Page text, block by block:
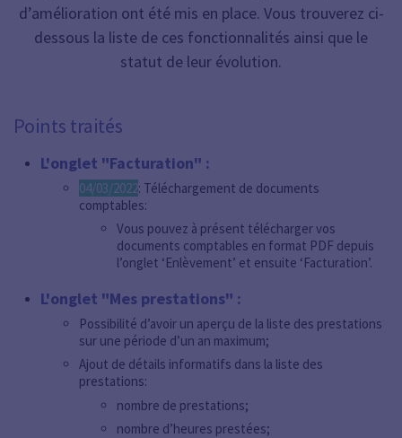
d’amélioration ont été mis en place. Vous trouverez ci-
dessous la liste de ces fonctionnalités ainsi que le
statut de leur évolution.
Points traités
L'onglet "Facturation" :
04/03/2022: Téléchargement de documents
comptables:
Vous pouvez à présent télécharger vos
documents comptables en format PDF depuis
l’onglet ‘Enlèvement’ et ensuite ‘Facturation’.
L'onglet "Mes prestations" :
Possibilité d’avoir un aperçu de la liste des prestations
sur une période d’un an maximum;
Ajout de détails informatifs dans la liste des
prestations:
nombre de prestations;
nombre d’heures prestées;